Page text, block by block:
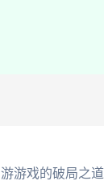
游戏的破局之道